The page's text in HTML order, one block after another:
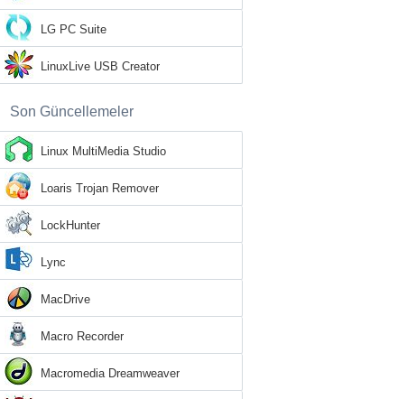
LG PC Suite
LinuxLive USB Creator
Son Güncellemeler
Linux MultiMedia Studio
Loaris Trojan Remover
LockHunter
Lync
MacDrive
Macro Recorder
Macromedia Dreamweaver